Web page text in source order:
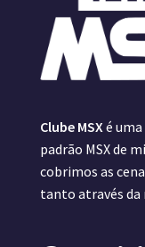
Clube MSX é
padrão MSX de
cobrimos as
tanto através